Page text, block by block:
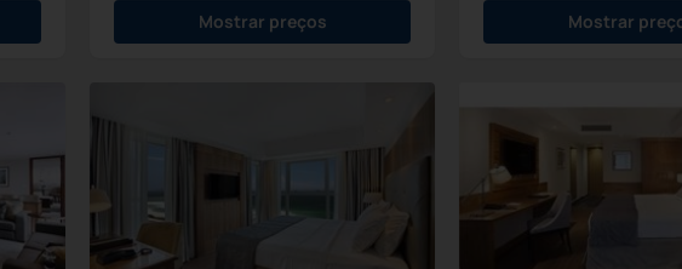
Mostrar preços Mostrar